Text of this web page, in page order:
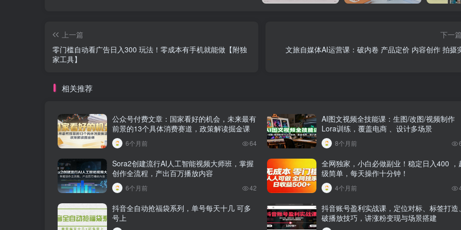
上一篇
零门槛自动看广告日入300 玩法！零成本有手机就能做【附独
家工具】
下一篇
文旅自媒体AI运营课：破内卷 产品定价 内容创作 拍摄
相关推荐
公众号付费文章：国家看好的机会，未来最有
前景的13个具体消费赛道，政策解读掘金课
6个月前 64
AI图文视频全技能课：生图/改图/视频制作
Lora训练，覆盖电商 、设计多场景
8个月前
Sora2创建流行AI人工智能视频大师班，掌握
创作全流程，产出百万播放内容
6个月前 42
全网独家，小白必做副业！稳定日入400 ，
级简单，每天操作十分钟！
4个月前
抖音全自动抢福袋系列，单号每天十几 可多
号上
抖音账号盈利实战课，定位对标、标签打造、
破播放技巧，讲涨粉变现与场景搭建